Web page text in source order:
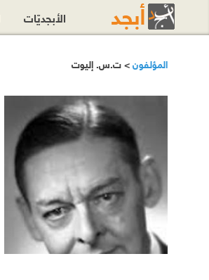
المؤلفون> ت.س. إليوت
الأبجديّات